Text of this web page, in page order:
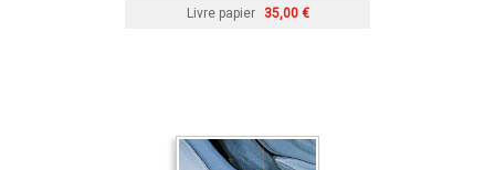
Livre papier 35,00 €